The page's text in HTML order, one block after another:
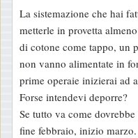
s
s
a
g
g
i
o
La sistemazione che hai
metterle in provetta
di cotone come tappo, un
non vanno alimentate in
prime operaie inizierai ad
Forse intendevi deporre?
Se tutto va come
fine febbraio, inizio marzo.